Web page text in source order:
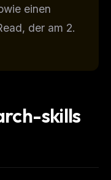
einen
der am 2.
skills